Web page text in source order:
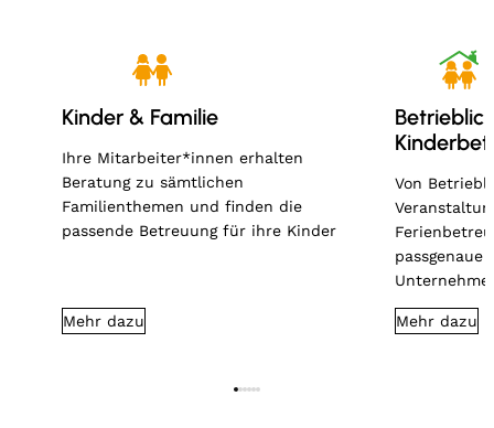
Kinder & Familie
Ihre Mitarbeiter*innen erhalten
Beratung zu sämtlichen
Familienthemen und finden die
passende Betreuung für ihre Kinder
Mehr dazu
Von
passgenaue
Mehr dazu